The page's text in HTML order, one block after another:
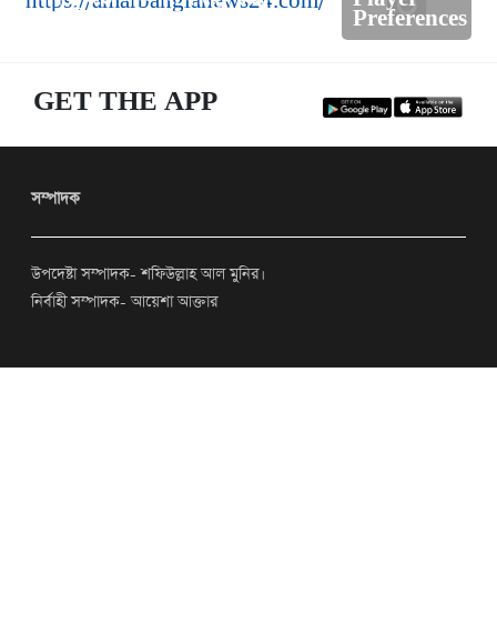
চেয়েছিলেন-জোনায়েদ সাকি Preferences
GET THE APP
সম্পাদক
উপদেষ্টা সম্পাদক- শফিউল্লাহ আল মুনির।
নির্বাহী সম্পাদক- আয়েশা আক্তার